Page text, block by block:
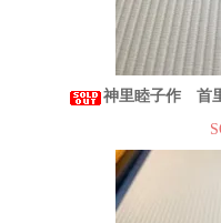
神里睦子作 首